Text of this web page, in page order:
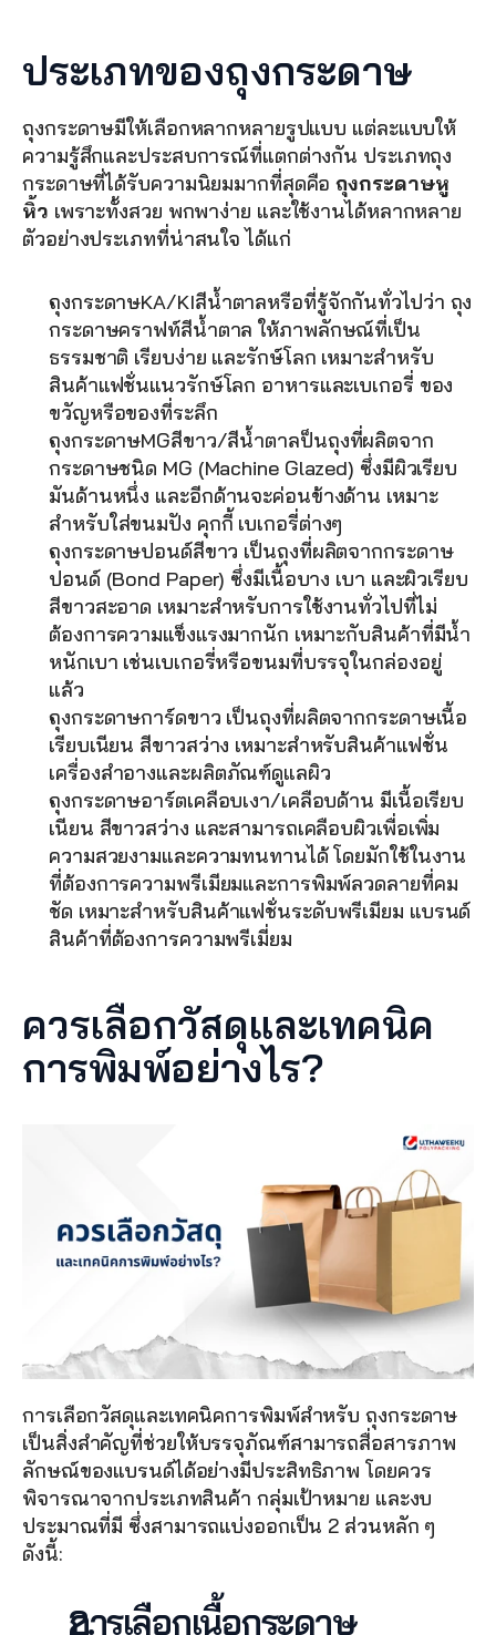
ประเภทของถุงกระดาษ
ถุงกระดาษมีให้เลือกหลากหลายรูปแบบ แต่ละแบบให้
ความรู้สึกและประสบการณ์ที่แตกต่างกัน ประเภทถุง
กระดาษที่ได้รับความนิยมมากที่สุดคือ ถุงกระดาษหู
หิ้ว เพราะทั้งสวย พกพาง่าย และใช้งานได้หลากหลาย
ตัวอย่างประเภทที่น่าสนใจ ได้แก่
ถุงกระดาษKA/KIสีน้ำตาลหรือที่รู้จักกันทั่วไปว่า ถุง
กระดาษคราฟท์สีน้ำตาล ให้ภาพลักษณ์ที่เป็น
ธรรมชาติ เรียบง่าย และรักษ์โลก เหมาะสำหรับ
สินค้าแฟชั่นแนวรักษ์โลก อาหารและเบเกอรี่ ของ
ขวัญหรือของที่ระลึก
ถุงกระดาษMGสีขาว/สีน้ำตาลป็นถุงที่ผลิตจาก
กระดาษชนิด MG (Machine Glazed) ซึ่งมีผิวเรียบ
มันด้านหนึ่ง และอีกด้านจะค่อนข้างด้าน เหมาะ
สำหรับใส่ขนมปัง คุกกี้ เบเกอรี่ต่างๆ
ถุงกระดาษปอนด์สีขาว เป็นถุงที่ผลิตจากกระดาษ
ปอนด์ (Bond Paper) ซึ่งมีเนื้อบาง เบา และผิวเรียบ
สีขาวสะอาด เหมาะสำหรับการใช้งานทั่วไปที่ไม่
ต้องการความแข็งแรงมากนัก เหมาะกับสินค้าที่มีน้ำ
หนักเบา เช่นเบเกอรี่หรือขนมที่บรรจุในกล่องอยู่
แล้ว
ถุงกระดาษการ์ดขาว เป็นถุงที่ผลิตจากกระดาษเนื้อ
เรียบเนียน สีขาวสว่าง เหมาะสำหรับสินค้าแฟชั่น
เครื่องสำอางและผลิตภัณฑ์ดูแลผิว
ถุงกระดาษอาร์ตเคลือบเงา/เคลือบด้าน มีเนื้อเรียบ
เนียน สีขาวสว่าง และสามารถเคลือบผิวเพื่อเพิ่ม
ความสวยงามและความทนทานได้ โดยมักใช้ในงาน
ที่ต้องการความพรีเมียมและการพิมพ์ลวดลายที่คม
ชัด เหมาะสำหรับสินค้าแฟชั่นระดับพรีเมียม แบรนด์
สินค้าที่ต้องการความพรีเมี่ยม
ควรเลือกวัสดุและเทคนิค
การพิมพ์อย่างไร?
การเลือกวัสดุและเทคนิคการพิมพ์สำหรับ ถุงกระดาษ
เป็นสิ่งสำคัญที่ช่วยให้บรรจุภัณฑ์สามารถสื่อสารภาพ
ลักษณ์ของแบรนด์ได้อย่างมีประสิทธิภาพ โดยควร
พิจารณาจากประเภทสินค้า กลุ่มเป้าหมาย และงบ
ประมาณที่มี ซึ่งสามารถแบ่งออกเป็น 2 ส่วนหลัก ๆ
ดังนี้:
การเลือกเนื้อกระดาษ